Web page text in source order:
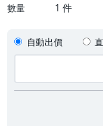
數量 1 件
自動出價